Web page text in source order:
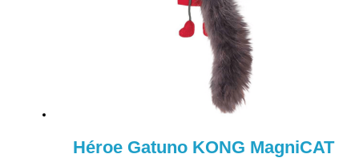
Héroe Gatuno KONG MagniCAT